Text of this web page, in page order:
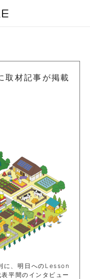
取材記事が掲載
に、明日へのLesson
平間のインタビュー